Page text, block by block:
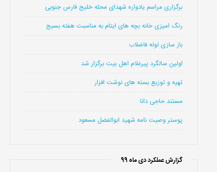
برگزاری مراسم یادواره شهدای محله خلیج فارس جنوبی
رنگ امیزی خانه بچه های ایتام به مناسبت هفته بسیج
باز سازی لوله فاضلاب
اولین سالگرد پیرغلام اهل بیت برگزار شد
تهیه و توزیع بسته های نوشت افزار
مستند حاجی دانا
پوستر وصیت نامه شهید ابوالفضل مسعود
گزارش عملکرد دی ماه 99